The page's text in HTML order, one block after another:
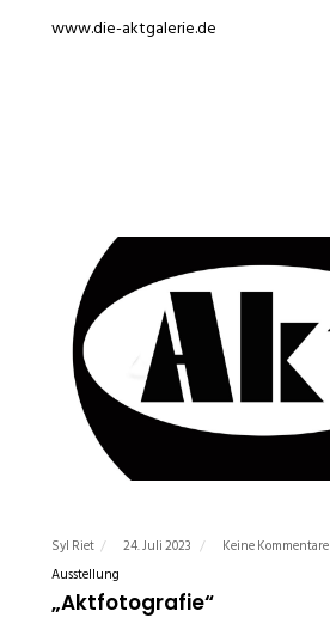
www.die-aktgalerie.de
Syl Riet 24. Juli 2023
Keine Kommentare
Ausstellung
„Aktfotografie“